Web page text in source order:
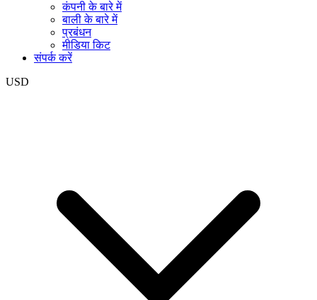
कंपनी के बारे में
बाली के बारे में
प्रबंधन
मीडिया किट
संपर्क करें
USD